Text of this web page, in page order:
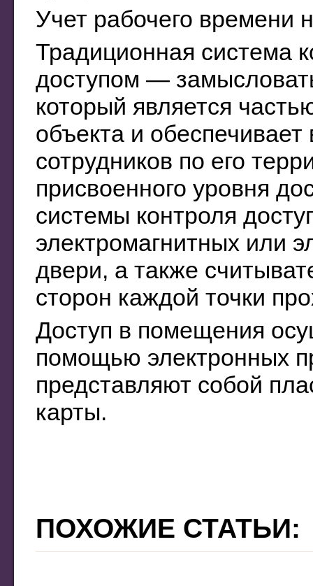
Учет рабочего времени
Традиционная система
доступом —
который является
объекта и
сотрудников по его
присвоенного уровня
системы контроля
электромагнитных или
двери, а также
сторон каждой точки
Доступ в помещения
помощью электронных
представляют собой
карты.
ПОХОЖИЕ СТАТЬИ: